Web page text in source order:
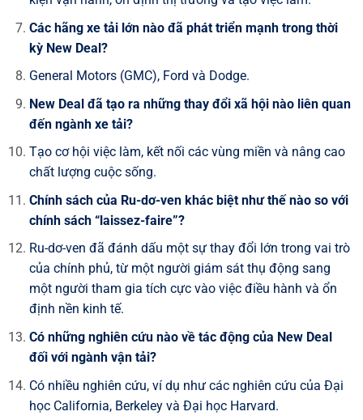
Các hãng xe tải lớn nào đã phát triển mạnh trong thời
kỳ New Deal?
General Motors (GMC), Ford và Dodge.
New Deal đã tạo ra những thay đổi xã hội nào liên quan
đến ngành xe tải?
Tạo cơ hội việc làm, kết nối các vùng miền và nâng cao
chất lượng cuộc sống.
Chính sách của Ru-dơ-ven khác biệt như thế nào so với
chính sách “laissez-faire”?
Ru-dơ-ven đã đánh dấu một sự thay đổi lớn trong vai trò
của chính phủ, từ một người giám sát thụ động sang
một người tham gia tích cực vào việc điều hành và ổn
định nền kinh tế.
Có những nghiên cứu nào về tác động của New Deal
đối với ngành vận tải?
Có nhiều nghiên cứu, ví dụ như các nghiên cứu của Đại
học California, Berkeley và Đại học Harvard.